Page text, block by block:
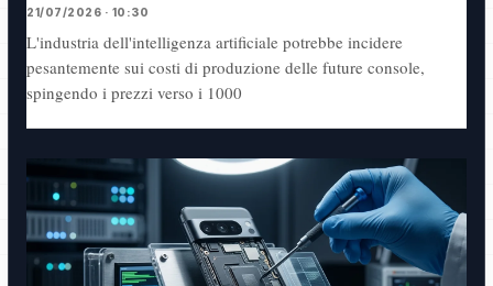
21/07/2026 · 10:30
L'industria dell'intelligenza artificiale potrebbe incidere
pesantemente sui costi di produzione delle future console,
spingendo i prezzi verso i 1000